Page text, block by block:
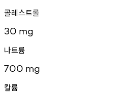
콜레스트롤
30 mg
나트륨
700 mg
칼륨